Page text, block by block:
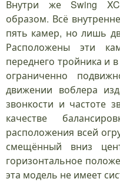
Внутри же Swing
образом. Всё
пять камер, но лишь
Расположены эти
переднего тройника и
ограниченно
движении воблера
звонкости и частоте
качестве
расположения всей
смещённый вниз
горизонтальное
эта модель не имеет